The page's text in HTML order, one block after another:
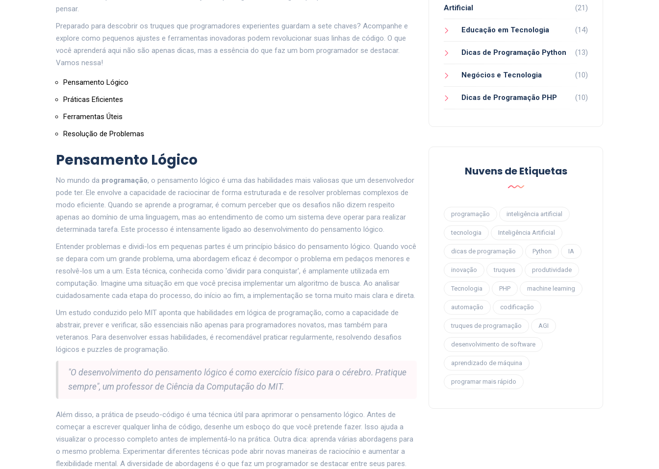
pensar.
Preparado para descobrir os truques que programadores experientes guardam a sete chaves? Acompanhe e
explore como pequenos ajustes e ferramentas inovadoras podem revolucionar suas linhas de código. O que
você aprenderá aqui não são apenas dicas, mas a essência do que faz um bom programador se destacar.
Vamos nessa!
Pensamento Lógico
Práticas Eficientes
Ferramentas Úteis
Resolução de Problemas
Pensamento Lógico
No mundo da programação, o pensamento lógico é uma das habilidades mais valiosas que um desenvolvedor
pode ter. Ele envolve a capacidade de raciocinar de forma estruturada e de resolver problemas complexos de
modo eficiente. Quando se aprende a programar, é comum perceber que os desafios não dizem respeito
apenas ao domínio de uma linguagem, mas ao entendimento de como um sistema deve operar para realizar
determinada tarefa. Este processo é intensamente ligado ao desenvolvimento do pensamento lógico.
Entender problemas e dividi-los em pequenas partes é um princípio básico do pensamento lógico. Quando você
se depara com um grande problema, uma abordagem eficaz é decompor o problema em pedaços menores e
resolvê-los um a um. Esta técnica, conhecida como 'dividir para conquistar', é amplamente utilizada em
computação. Imagine uma situação em que você precisa implementar um algoritmo de busca. Ao analisar
cuidadosamente cada etapa do processo, do início ao fim, a implementação se torna muito mais clara e direta.
Um estudo conduzido pelo MIT aponta que habilidades em lógica de programação, como a capacidade de
abstrair, prever e verificar, são essenciais não apenas para programadores novatos, mas também para
veteranos. Para desenvolver essas habilidades, é recomendável praticar regularmente, resolvendo desafios
lógicos e puzzles de programação.
"O desenvolvimento do pensamento lógico é como exercício físico para o cérebro. Pratique
sempre", um professor de Ciência da Computação do MIT.
Além disso, a prática de pseudo-código é uma técnica útil para aprimorar o pensamento lógico. Antes de
começar a escrever qualquer linha de código, desenhe um esboço do que você pretende fazer. Isso ajuda a
visualizar o processo completo antes de implementá-lo na prática. Outra dica: aprenda várias abordagens para
o mesmo problema. Experimentar diferentes técnicas pode abrir novas maneiras de raciocínio e aumentar a
flexibilidade mental. A diversidade de abordagens é o que faz um programador se destacar entre seus pares.
Artificial (21)
Educação em Tecnologia (14)
Dicas de Programação Python (13)
Negócios e Tecnologia (10)
Dicas de Programação PHP (10)
Nuvens de Etiquetas
programação inteligência artificial
tecnologia Inteligência Artificial
dicas de programação Python IA
inovação truques produtividade
Tecnologia PHP machine learning
automação codificação
truques de programação AGI
desenvolvimento de software
aprendizado de máquina
programar mais rápido